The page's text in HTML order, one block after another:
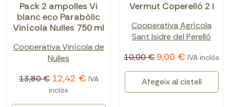
Pack 2 ampolles Vi
blanc eco Parabòlic
Vinícola Nulles 750 ml
Cooperativa Vinícola de
Nulles
13,80 € 12,42 € IVA
inclòs
Vermut Coperelló 2 l
Cooperativa Agrícola
Sant Isidre del Perelló
10,00 € 9,00 € IVA inclòs
Afegeix al cistell